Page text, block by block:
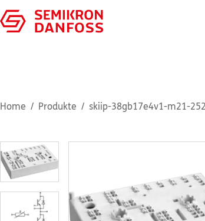
Home Produkte skiip-38gb17e4v1-m21-